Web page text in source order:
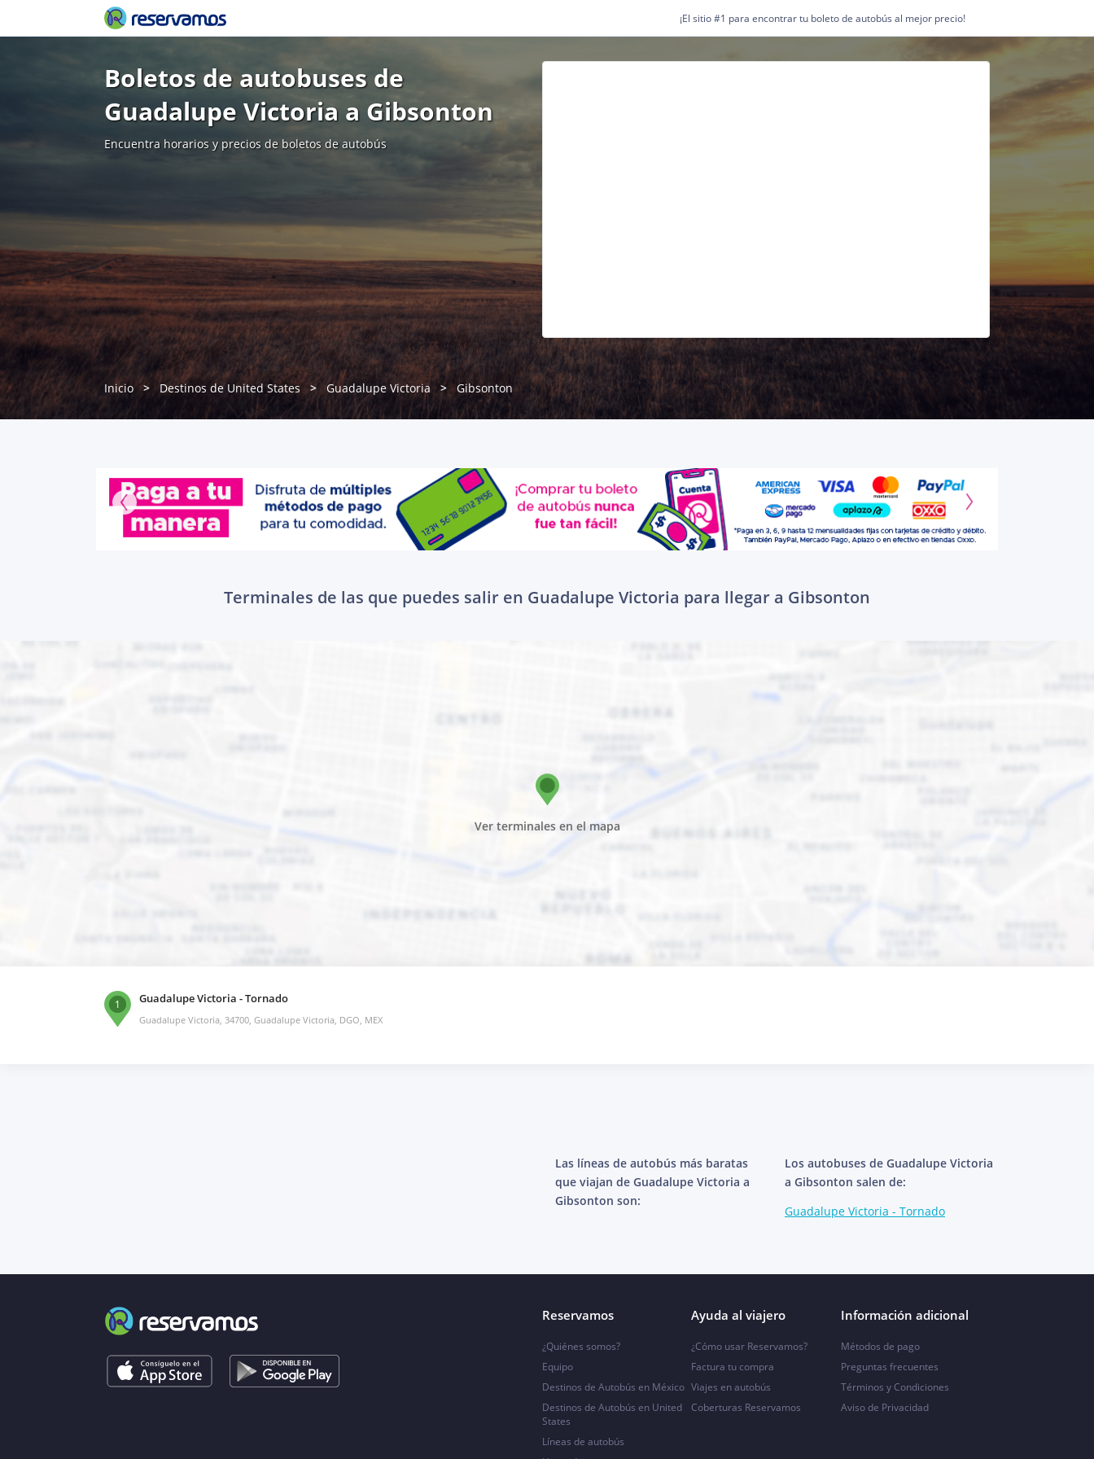
¡El sitio #1 para encontrar tu boleto de autobús al mejor precio!
Boletos de autobuses de
Guadalupe Victoria a Gibsonton
Encuentra horarios y precios de boletos de autobús
Inicio Destinos de United States Guadalupe Victoria Gibsonton
Terminales de las que puedes salir en Guadalupe Victoria para llegar a Gibsonton
Ver terminales en el mapa
1 Guadalupe Victoria - Tornado
Guadalupe Victoria, 34700, Guadalupe Victoria, DGO, MEX
Las líneas de autobús más baratas
que viajan de Guadalupe Victoria a
Gibsonton son:
Los autobuses de Guadalupe Victoria
a Gibsonton salen de:
Guadalupe Victoria - Tornado
Reservamos
¿Quiénes somos?
Equipo
Destinos de Autobús en México
Destinos de Autobús en United
States
Líneas de autobús
Ayuda al viajero
¿Cómo usar Reservamos?
Factura tu compra
Viajes en autobús
Coberturas Reservamos
Información adicional
Métodos de pago
Preguntas frecuentes
Términos y Condiciones
Aviso de Privacidad